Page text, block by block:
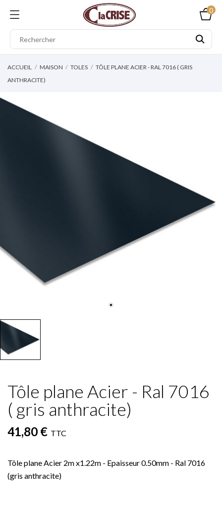
0
ACCUEIL MAISON TOLES
TÔLE PLANE ACIER - RAL 7016 ( GRIS
ANTHRACITE)
Tôle plane Acier - Ral 7016
( gris anthracite)
41,80 € TTC
Tôle plane Acier 2m x1.22m - Epaisseur 0.50mm - Ral 7016
(gris anthracite)